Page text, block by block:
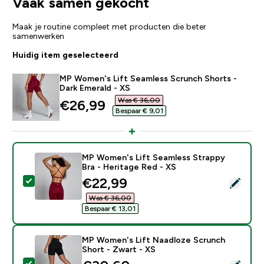
Maak je routine compleet met producten die beter
samenwerken
Huidig item geselecteerd
MP Women's Lift Seamless Scrunch Shorts -
Dark Emerald - XS
discounted price
€26,99‎
Was € 36,00‎
Bespaar € 9,01‎
Selecteer dit product - MP Women's Lift Seamless
MP Women's Lift Seamless Strappy
Bra - Heritage Red - XS
discounted price
€22,99‎
Was € 36,00‎
Bespaar € 13,01‎
MP Women's Lift Naadloze Scrunch
Short - Zwart - XS